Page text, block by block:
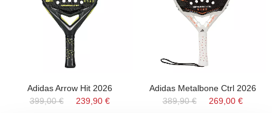
Adidas Arrow Hit 2026
399,00 €
239,90 €
Adidas Metalbone Ctrl 2026
389,90 €
269,00 €